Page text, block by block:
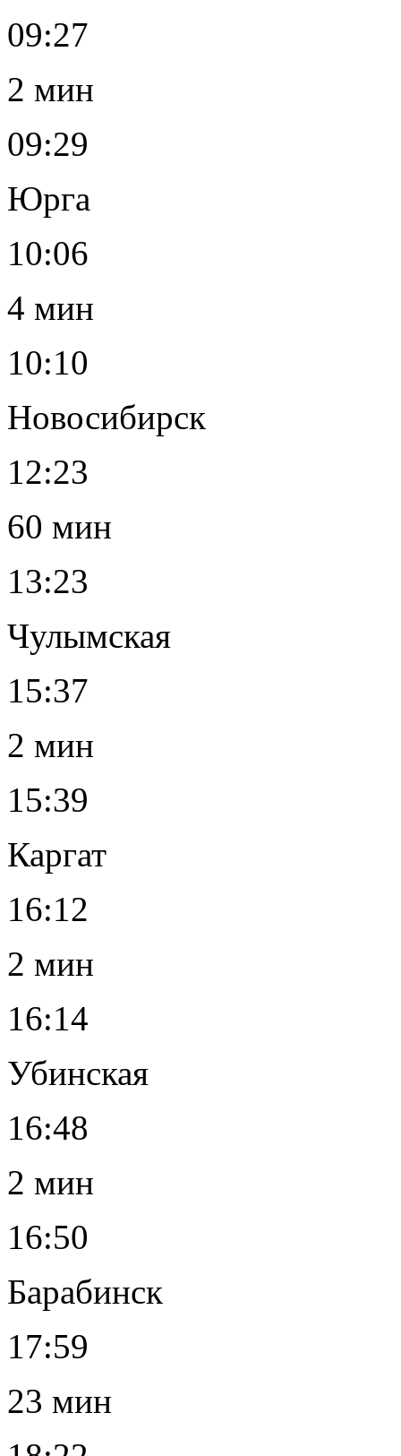
09:27
2 мин
09:29
Юрга
10:06
4 мин
10:10
Новосибирск
12:23
60 мин
13:23
Чулымская
15:37
2 мин
15:39
Каргат
16:12
2 мин
16:14
Убинская
16:48
2 мин
16:50
Барабинск
17:59
23 мин